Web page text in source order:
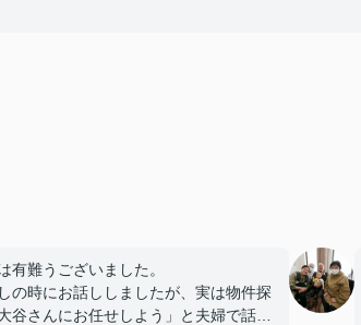
有難うございました。
の時にお話ししましたが、実は物件探
谷さんにお任せしよう」と夫婦で話し